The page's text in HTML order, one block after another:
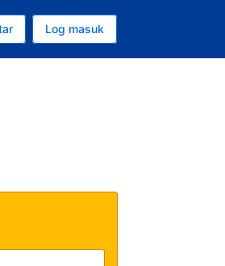
A.S.
Bahasa Malaysia
Log masuk